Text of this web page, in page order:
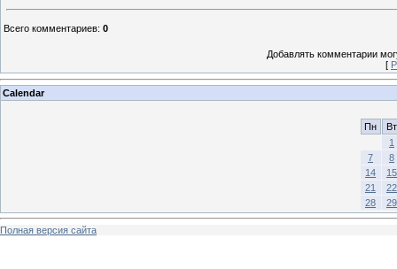
Всего комментариев: 0
Добавлять комментарии
[
Calendar
Пн
Вт
1
7
8
14
15
21
22
28
29
Полная версия сайта